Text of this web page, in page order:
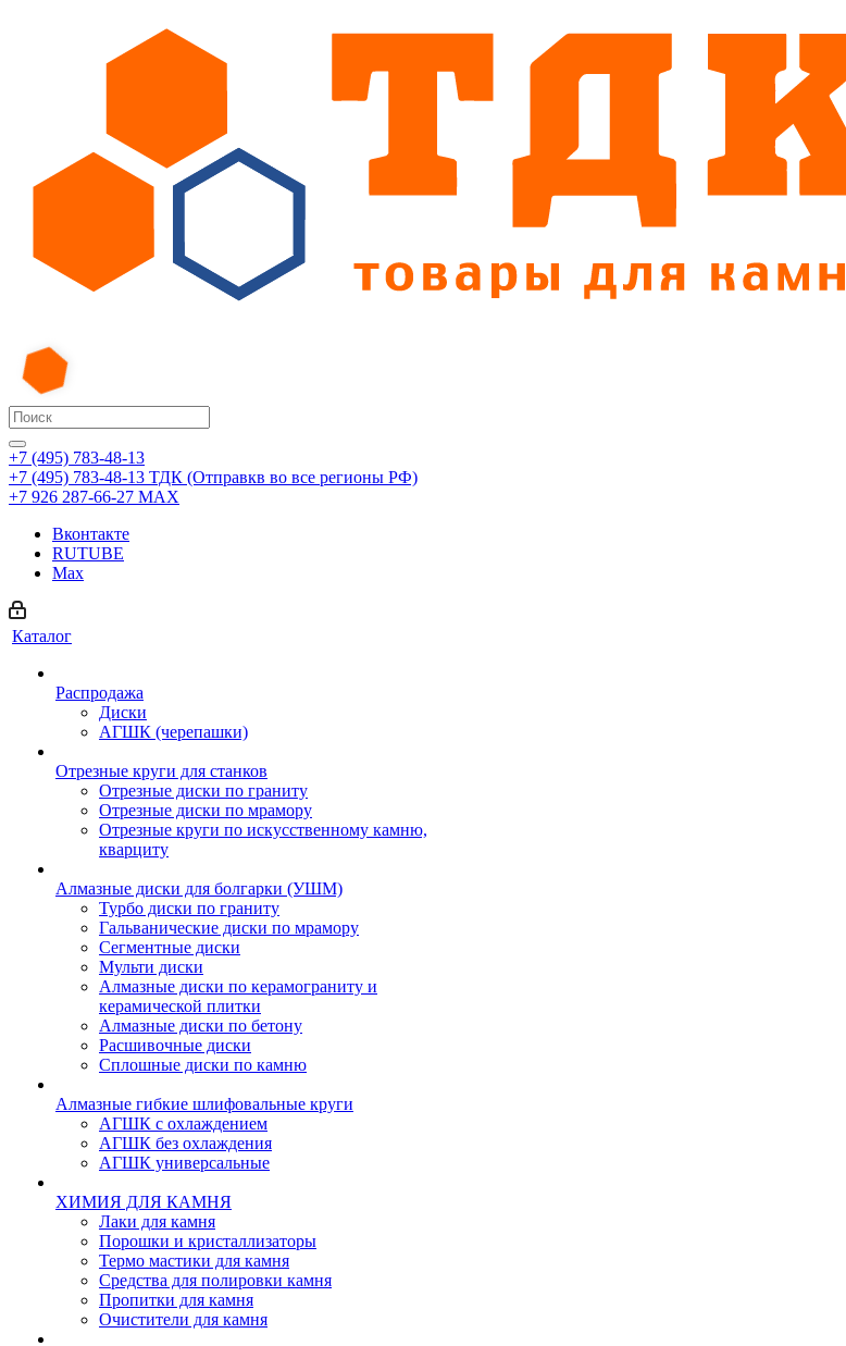
+7 (495) 783-48-13
+7 (495) 783-48-13 ТДК (Отправкв во все регионы РФ)
+7 926 287-66-27 МАХ
Вконтакте
RUTUBE
Max
Каталог
Распродажа
Диски
АГШК (черепашки)
Отрезные круги для станков
Отрезные диски по граниту
Отрезные диски по мрамору
Отрезные круги по искусственному камню,
кварциту
Алмазные диски для болгарки (УШМ)
Турбо диски по граниту
Гальванические диски по мрамору
Сегментные диски
Мульти диски
Алмазные диски по керамограниту и
керамической плитки
Алмазные диски по бетону
Расшивочные диски
Сплошные диски по камню
Алмазные гибкие шлифовальные круги
АГШК с охлаждением
АГШК без охлаждения
АГШК универсальные
ХИМИЯ ДЛЯ КАМНЯ
Лаки для камня
Порошки и кристаллизаторы
Термо мастики для камня
Средства для полировки камня
Пропитки для камня
Очистители для камня